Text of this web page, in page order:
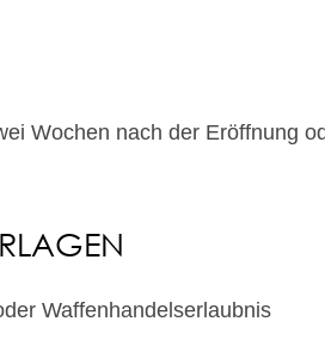
Wochen nach der Eröffnung
Waffenhandelserlaubnis